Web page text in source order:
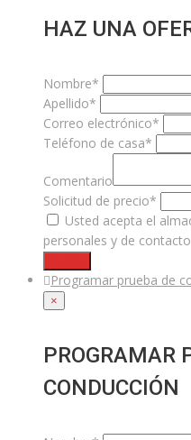
HAZ UNA
Nombre*
Apellido*
Correo electrónico*
Teléfono de casa*
Comentario
Solicitud de precio*
Usted acepta el
personales y de
Programar prueba de
×
PROGRAMAR
CONDUCCIÓN